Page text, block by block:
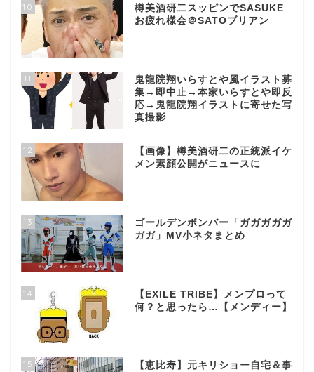
10
樽美酒研二スッピンでSASUKE
お疲れ様会＠SATOブリアン
11
鬼龍院翔いらすとや風イラスト募
集→即中止→本家いらすとや即反
応→鬼龍院翔イラストに寄せた写
真撮影
12
【画像】樽美酒研二の正統派イケ
メン素顔公開がニュースに
13
ゴールデンボンバー「ガガガガガ
ガガ」MV小ネタまとめ
14
【EXILE TRIBE】メンプロって
何？と思ったら…【メンディー】
15
【恵比寿】元キリショー自宅＆事